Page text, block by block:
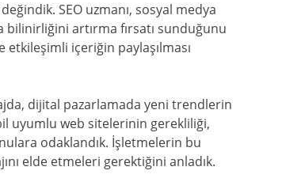
SEO uzmanı, sosyal medya
artırma fırsatı sunduğunu
içeriğin paylaşılması
dijital pazarlamada yeni trendlerin
uyumlu web sitelerinin gerekliliği,
odaklandık. İşletmelerin bu
elde etmeleri gerektiğini anladık.